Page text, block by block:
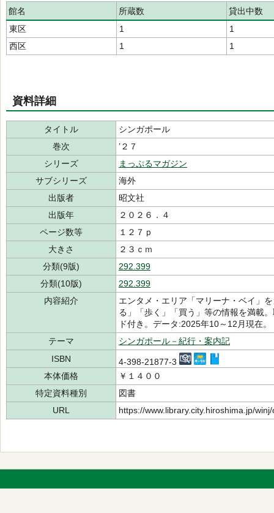
館名 所蔵数
貸出中数
東区
1
1
西区
1 1
資料詳細
タイトル
シンガポール
巻次
’２７
シリーズ
まっぷるマガジン
サブシリーズ
海外
出版者
昭文社
出版年
２０２６．４
ページ数等
１２７ｐ
大きさ
２３ｃｍ
分類(9版)
292.399
分類(10版)
292.399
内容紹介
エンタメ・エリア「マリーナ・ベイ」
る」「歩く」「買う」等の情報を満載
ド付き。データ:2025年10～12月現在。
テーマ
シンガポール－紀行・案内記
ISBN
4-398-21877-3
本体価格
￥１４００
特定資料種別
図書
URL
https://www.library.city.hiroshima.jp/